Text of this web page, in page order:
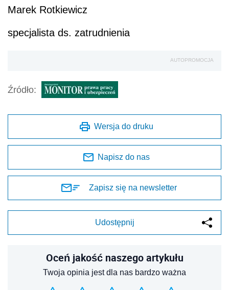
Marek Rotkiewicz
specjalista ds. zatrudnienia
AUTOPROMOCJA
Źródło:
Wersja do druku
Napisz do nas
Zapisz się na newsletter
Udostępnij
Oceń jakość naszego artykułu
Twoja opinia jest dla nas bardzo ważna